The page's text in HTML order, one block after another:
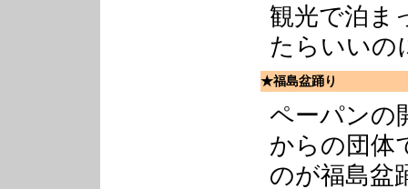
観光で泊ま
たらいいの
★福島盆踊り
ペーパンの
からの団体
のが福島盆